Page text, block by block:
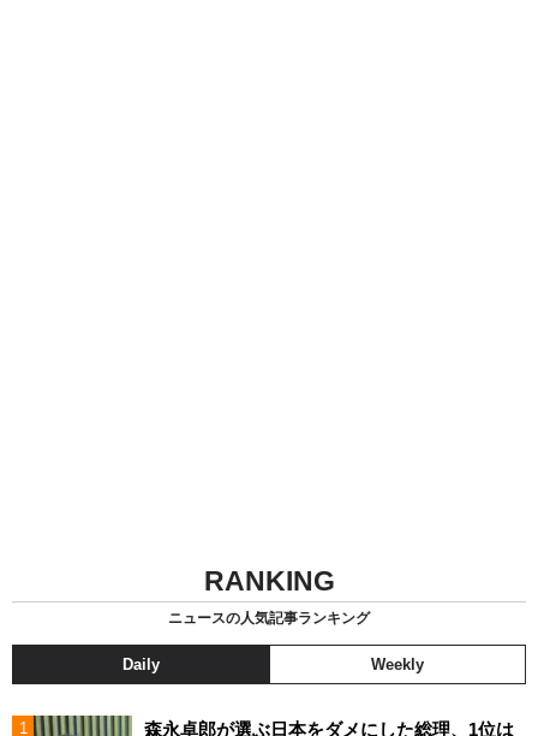
RANKING
ニュースの人気記事ランキング
Daily Weekly
森永卓郎が選ぶ日本をダメにした総理、1位は